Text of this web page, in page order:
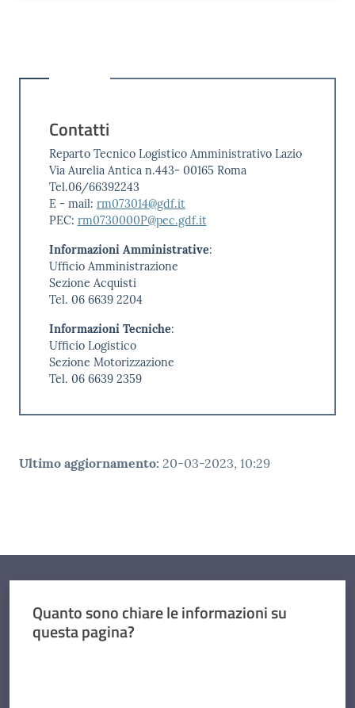
Contatti
Reparto Tecnico Logistico Amministrativo Lazio
Via Aurelia Antica n.443- 00165 Roma
Tel.06/66392243
E - mail: rm073014@gdf.it
PEC: rm0730000P@pec.gdf.it
Informazioni Amministrative:
Ufficio Amministrazione
Sezione Acquisti
Tel. 06 6639 2204
Informazioni Tecniche:
Ufficio Logistico
Sezione Motorizzazione
Tel. 06 6639 2359
Ultimo aggiornamento: 20-03-2023, 10:29
Quanto sono chiare le informazioni su
questa pagina?